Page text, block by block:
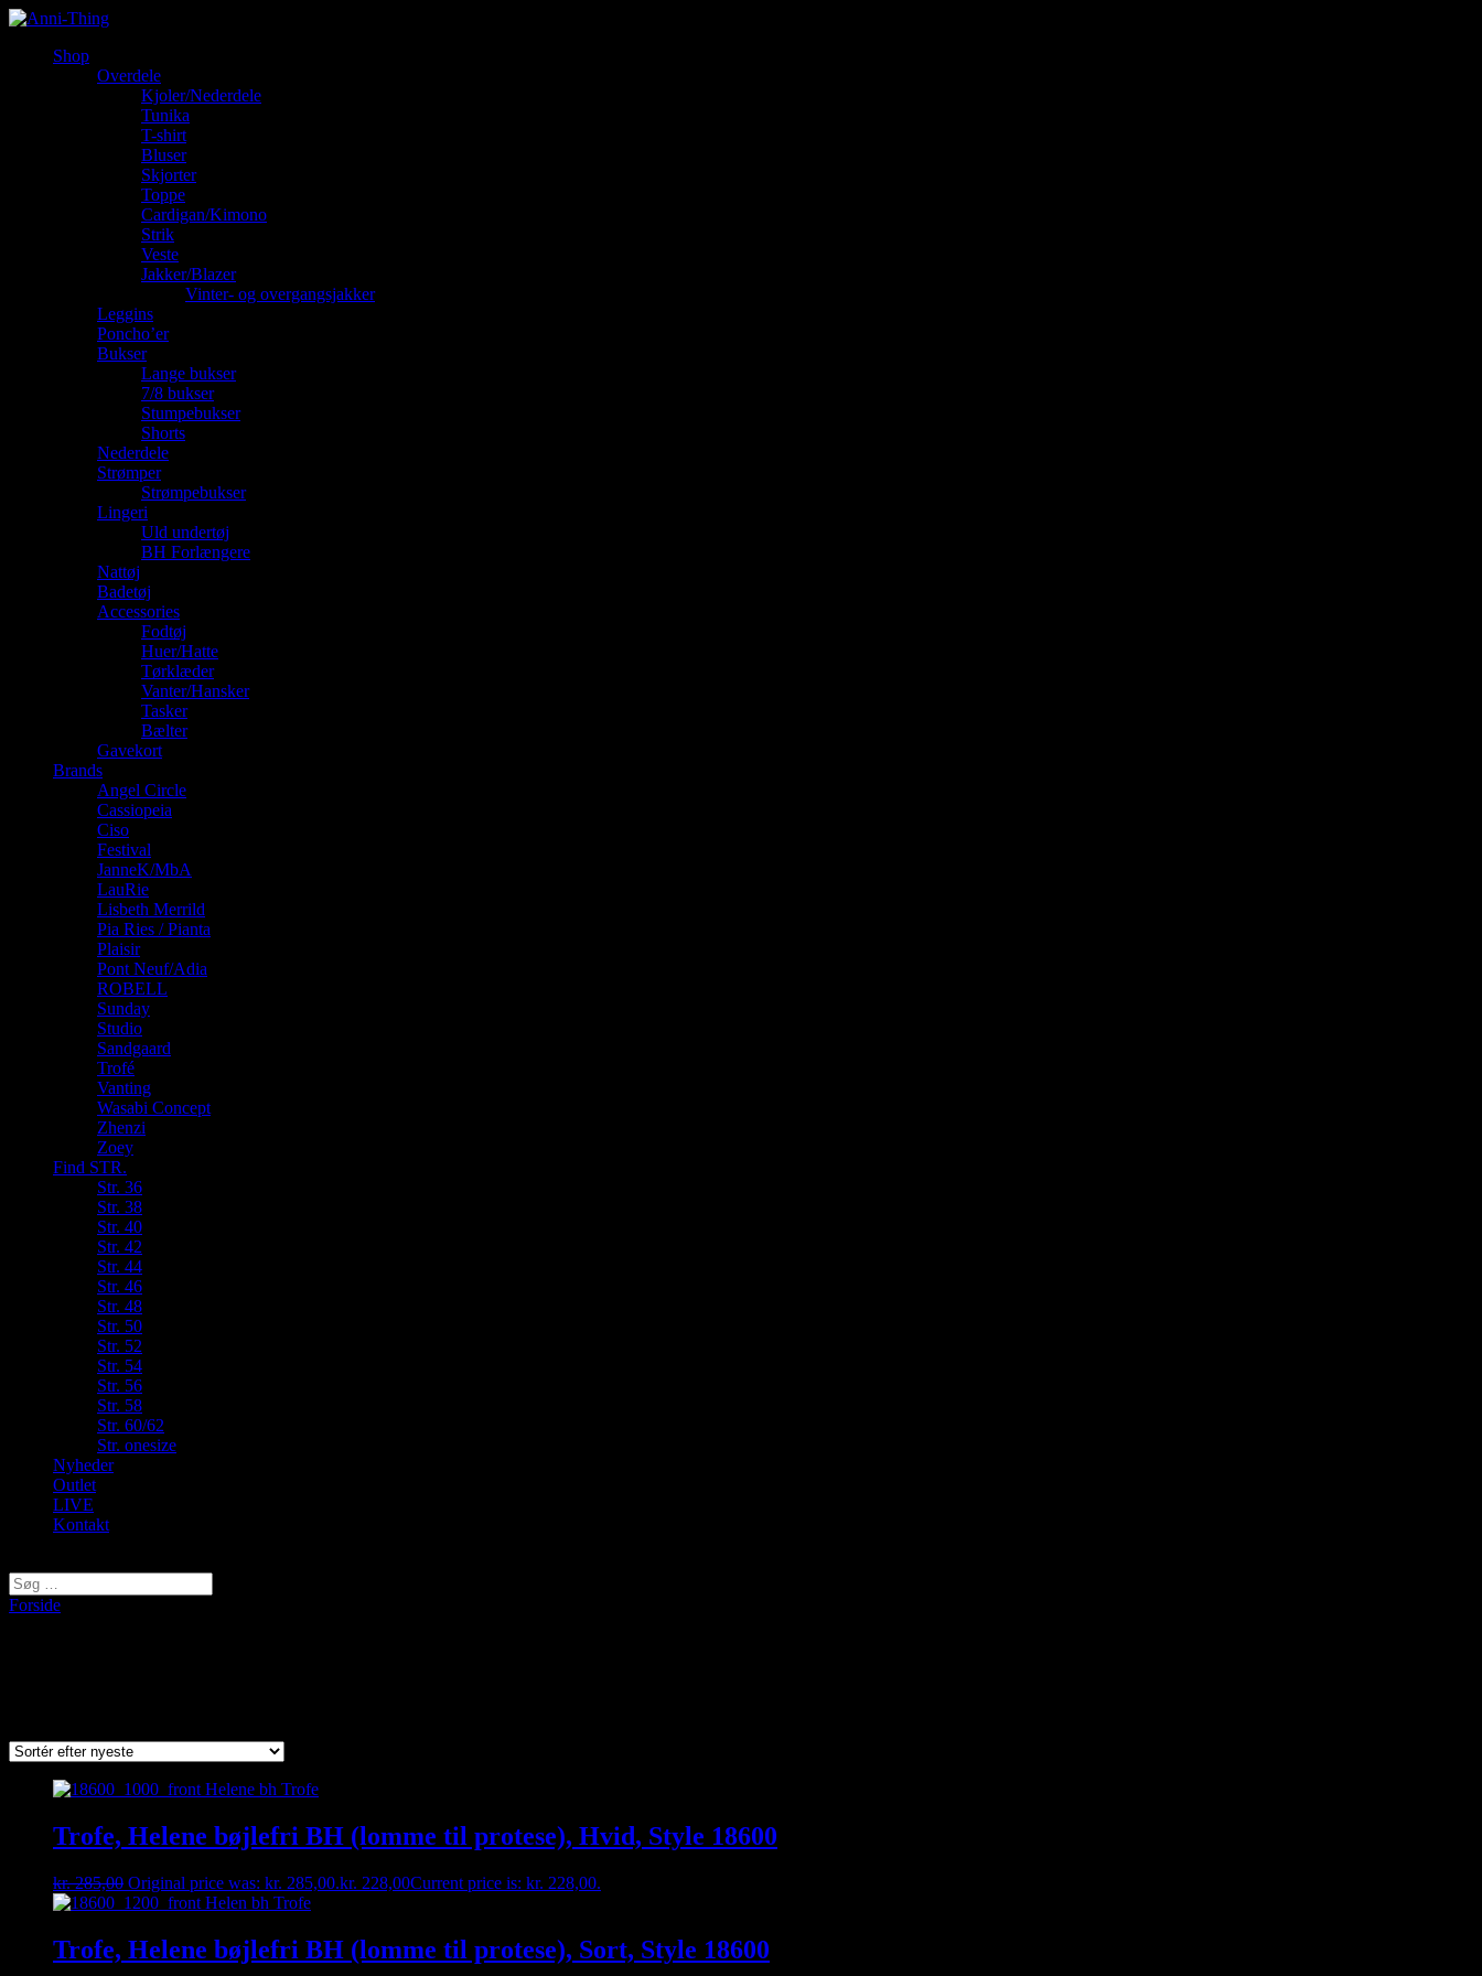
Shop
Overdele
Kjoler/Nederdele
Tunika
T-shirt
Bluser
Skjorter
Toppe
Cardigan/Kimono
Strik
Veste
Jakker/Blazer
Vinter- og overgangsjakker
Leggins
Poncho’er
Bukser
Lange bukser
7/8 bukser
Stumpebukser
Shorts
Nederdele
Strømper
Strømpebukser
Lingeri
Uld undertøj
BH Forlængere
Nattøj
Badetøj
Accessories
Fodtøj
Huer/Hatte
Tørklæder
Vanter/Hansker
Tasker
Bælter
Gavekort
Brands
Angel Circle
Cassiopeia
Ciso
Festival
JanneK/MbA
LauRie
Lisbeth Merrild
Pia Ries / Pianta
Plaisir
Pont Neuf/Adia
ROBELL
Sunday
Studio
Sandgaard
Trofé
Vanting
Wasabi Concept
Zhenzi
Zoey
Find STR.
Str. 36
Str. 38
Str. 40
Str. 42
Str. 44
Str. 46
Str. 48
Str. 50
Str. 52
Str. 54
Str. 56
Str. 58
Str. 60/62
Str. onesize
Nyheder
Outlet
LIVE
Kontakt
Forside
Trofe, Helene bøjlefri BH (lomme til protese), Hvid, Style 18600
kr.285,00 Original price was: kr. 285,00.kr. 228,00Current price is: kr. 228,00.
Trofe, Helene bøjlefri BH (lomme til protese), Sort, Style 18600